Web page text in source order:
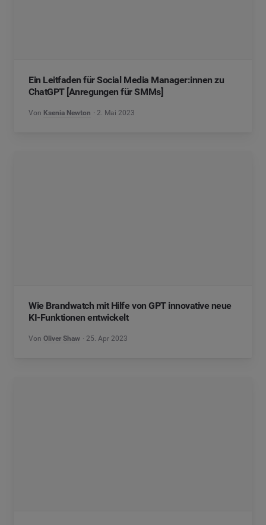
Ein Leitfaden für Social Media Manager:innen zu
ChatGPT [Anregungen für SMMs]
Von Ksenia Newton 2. Mai 2023
Wie Brandwatch mit Hilfe von GPT innovative neue
KI-Funktionen entwickelt
Von Oliver Shaw 25. Apr 2023